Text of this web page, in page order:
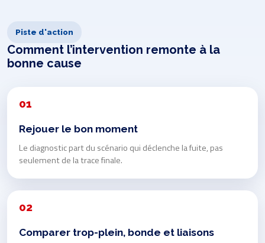
Piste d'action
Comment l’intervention remonte à la
bonne cause
01
Rejouer le bon moment
Le diagnostic part du scénario qui déclenche la fuite, pas
seulement de la trace finale.
02
Comparer trop-plein, bonde et liaisons